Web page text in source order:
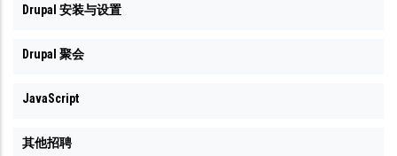
Drupal 安装与设置
Drupal 聚会
JavaScript
其他招聘